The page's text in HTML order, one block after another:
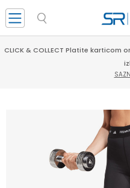
CLICK & COLLECT Platite karticom